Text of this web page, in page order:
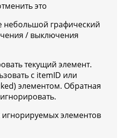
это
небольшой графический
/ выключения
текущий элемент.
с itemID или
элементом. Обратная
элементов